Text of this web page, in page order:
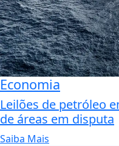
Economia
Leilões de petróleo
de áreas em disputa
Saiba Mais